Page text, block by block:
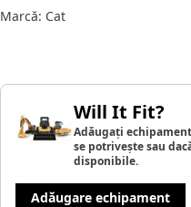
Marcă: Cat
Will It Fit?
Adăugați
se potrivește sau
disponibile.
Adăugare echipament